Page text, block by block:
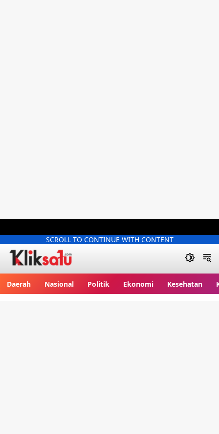
SCROLL TO CONTINUE WITH CONTENT
Daerah Nasional Politik Ekonomi Kesehatan